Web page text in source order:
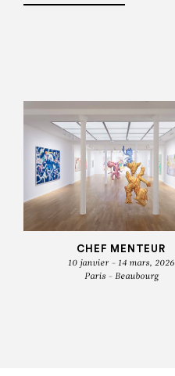
CHEF MENTEUR
10 janvier - 14 mars, 2026
Paris - Beaubourg